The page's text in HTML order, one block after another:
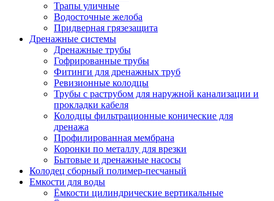
Трапы уличные
Водосточные желоба
Придверная грязезащита
Дренажные системы
Дренажные трубы
Гофрированные трубы
Фитинги для дренажных труб
Ревизионные колодцы
Трубы с раструбом для наружной канализации и
прокладки кабеля
Колодцы фильтрационные конические для
дренажа
Профилированная мембрана
Коронки по металлу для врезки
Бытовые и дренажные насосы
Колодец сборный полимер-песчаный
Емкости для воды
Ёмкости цилиндрические вертикальные